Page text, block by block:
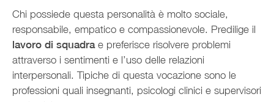
Chi possiede questa personalità è molto sociale,
responsabile, empatico e compassionevole. Predilige il
lavoro di squadrae preferisce risolvere problemi
attraverso i sentimenti e l’uso delle relazioni
interpersonali. Tipiche di questa vocazione sono le
professioni quali insegnanti, psicologi clinici e supervisori